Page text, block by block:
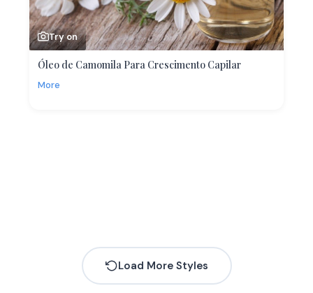
Try on
Óleo de Camomila Para Crescimento Capilar
More
Load More Styles